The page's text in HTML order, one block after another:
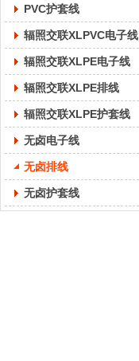
PVC护套线
辐照交联XLPVC电子线
辐照交联XLPE电子线
辐照交联XLPE排线
辐照交联XLPE护套线
无卤电子线
无卤排线
无卤护套线